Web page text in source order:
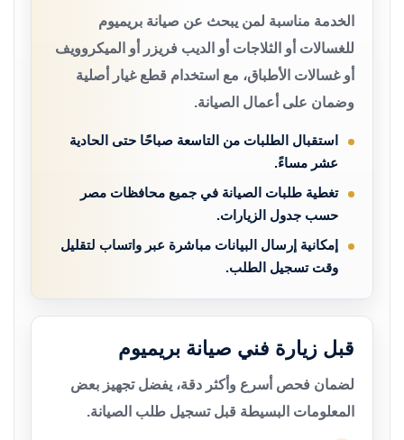
الخدمة مناسبة لمن يبحث عن صيانة بريميوم
للغسالات أو الثلاجات أو الديب فريزر أو الميكروويف
أو غسالات الأطباق، مع استخدام قطع غيار أصلية
وضمان على أعمال الصيانة.
استقبال الطلبات من التاسعة صباحًا حتى الحادية
عشر مساءً.
تغطية طلبات الصيانة في جميع محافظات مصر
حسب جدول الزيارات.
إمكانية إرسال البيانات مباشرة عبر واتساب لتقليل
وقت تسجيل الطلب.
قبل زيارة فني صيانة بريميوم
لضمان فحص أسرع وأكثر دقة، يفضل تجهيز بعض
المعلومات البسيطة قبل تسجيل طلب الصيانة.